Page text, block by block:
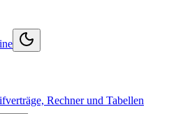
Rechner und Tabellen